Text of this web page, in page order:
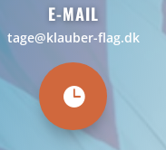
E-MAIL
tage@klauber-flag.dk
